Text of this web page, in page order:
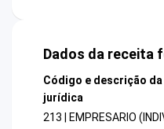
Dados da receita
Código e descrição
jurídica
213 | EMPRESARIO